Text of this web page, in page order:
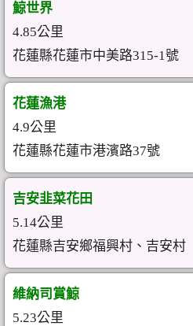
鯨世界
4.85公里
花蓮縣花蓮市中美路315-1號
花蓮漁港
4.9公里
花蓮縣花蓮市港濱路37號
吉安韭菜花田
5.14公里
花蓮縣吉安鄉福興村、吉安村
維納司賞鯨
5.23公里